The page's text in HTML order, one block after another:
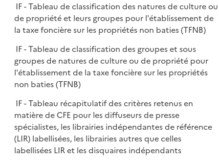
IF - Tableau de classification des natures de culture ou
de propriété et leurs groupes pour l'établissement de
la taxe foncière sur les propriétés non baties (TFNB)
IF - Tableau de classification des groupes et sous
groupes de natures de culture ou de propriété pour
l'établissement de la taxe foncière sur les propriétés
non baties (TFNB)
IF - Tableau récapitulatif des critères retenus en
matière de CFE pour les diffuseurs de presse
spécialistes, les librairies indépendantes de référence
(LIR) labellisées, les librairies autres que celles
labellisées LIR et les disquaires indépendants